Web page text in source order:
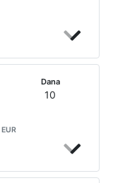
Dana
10
EUR